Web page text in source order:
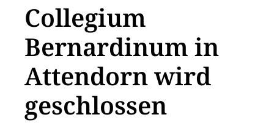
Collegium
Bernardinum in
Attendorn wird
geschlossen